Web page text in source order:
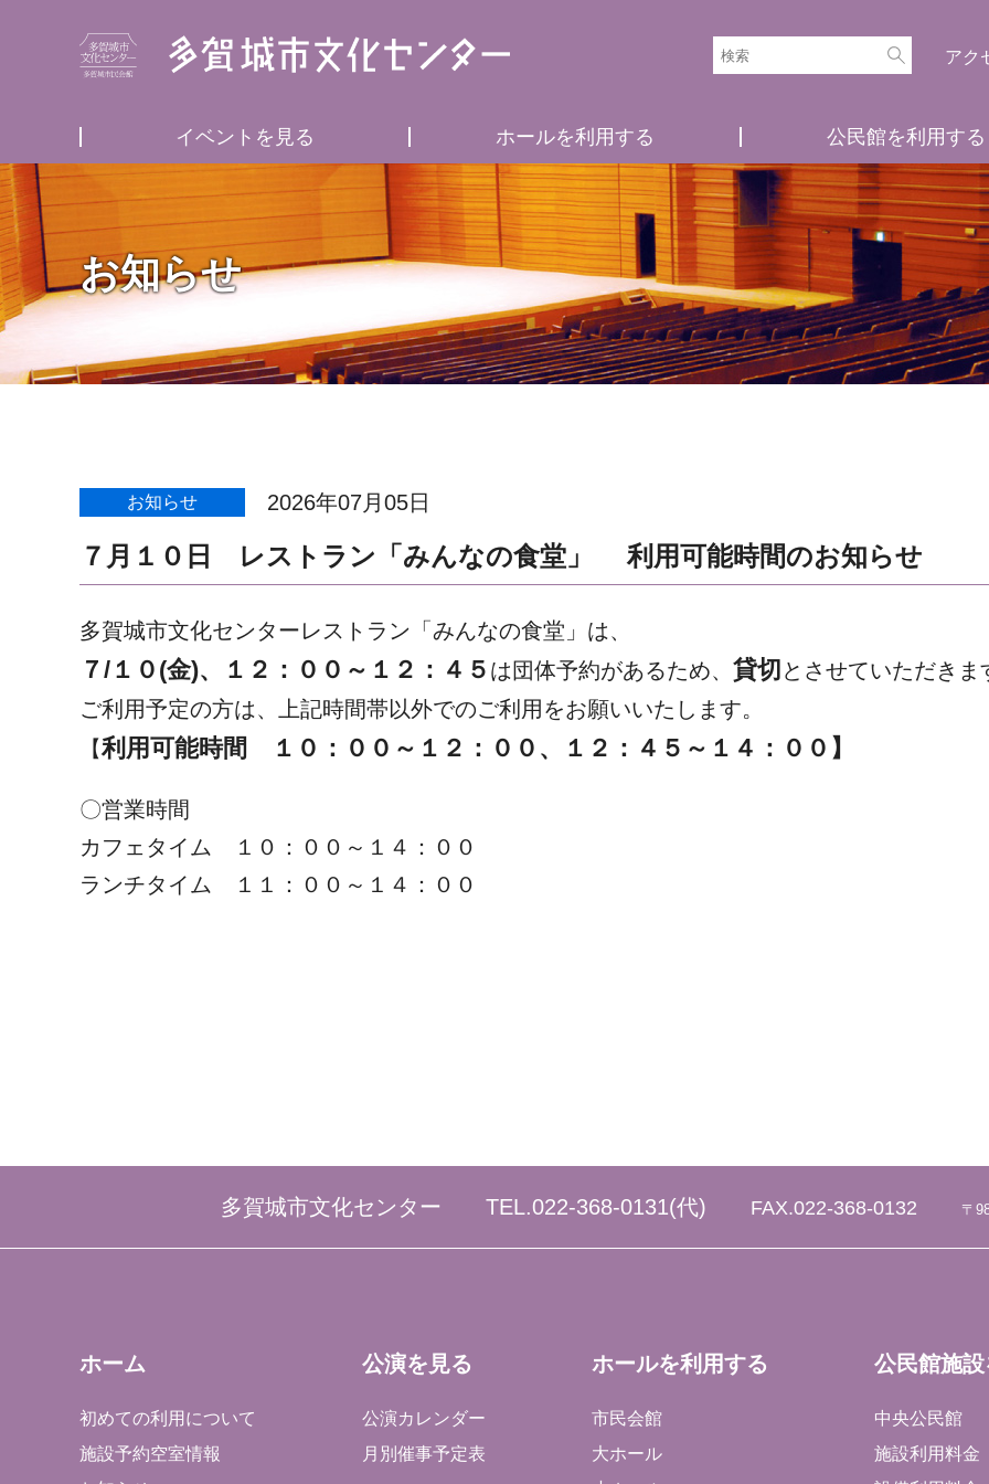
アク
イベントを見る ホールを利用する 公民館を利用する
お知らせ
お知らせ 2026年07月05日
７月１０日 レストラン「みんなの食堂」 利用可能時間のお知らせ
多賀城市文化センターレストラン「みんなの食堂」は、
７/１０(金)、１２：００～１２：４５ は団体予約があるため、 貸切 とさせていただきま
ご利用予定の方は、上記時間帯以外でのご利用をお願いいたします。
【利用可能時間 １０：００～１２：００、１２：４５～１４：００】
〇営業時間
カフェタイム １０：００～１４：００
ランチタイム １１：００～１４：００
多賀城市文化センター TEL.022-368-0131(代) FAX.022-368-0132 〒
ホーム
初めての利用について
施設予約空室情報
公演を見る
公演カレンダー
月別催事予定表
ホールを利用する
市民会館
大ホール
公民館施
中央公民館
施設利用料金